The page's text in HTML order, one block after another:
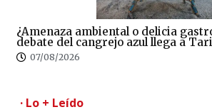
¿Amenaza ambiental o delicia
debate del cangrejo azul llega a
07/08/2026
· Lo + Leído